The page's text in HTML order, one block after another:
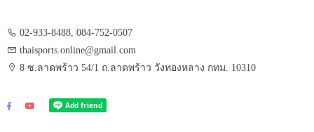
02-933-8488, 084-752-0507
thaisports.online@gmail.com
8 ซ.ลาดพร้าว 54/1 ถ.ลาดพร้าว วังทองหลาง กทม. 10310